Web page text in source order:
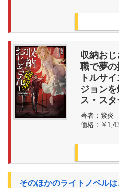
収納お
職で夢
トルサ
ジョン
ス・ス
著者： 紫炎
価格： ￥
そのほかのライトノベルは